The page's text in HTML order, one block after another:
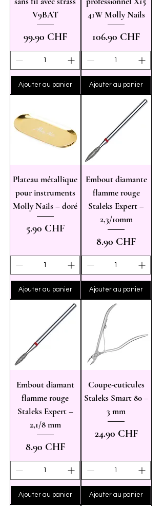
V9BAT
Prix
99.90 CHF
Ajouter au panier
41W Molly Nails
Prix
106.90 CHF
Ajouter au panier
Plateau métallique
pour instruments
Molly Nails – doré
Prix
5.90 CHF
Ajouter au panier
Embout diamante
flamme rouge
Staleks Expert –
2,3/10mm
Prix
8.90 CHF
Ajouter au panier
Embout diamant
flamme rouge
Staleks Expert –
2,1/8 mm
Prix
8.90 CHF
Ajouter au panier
Coupe-cuticules
Staleks Smart 80 –
3 mm
Prix
24.90 CHF
Ajouter au panier